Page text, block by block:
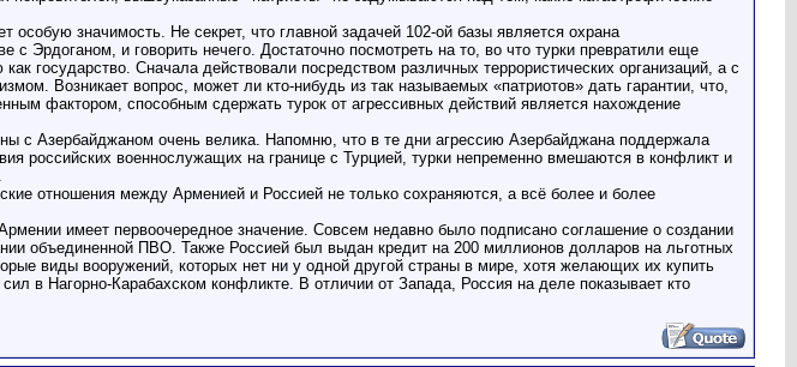
значимость. Не секрет, что главной задачей 102-ой базы является охрана
Эрдоганом, и говорить нечего. Достаточно посмотреть на то, во что турки превратили еще
государство. Сначала действовали посредством различных террористических организаций, а с
Возникает вопрос, может ли кто-нибудь из так называемых «патриотов» дать гарантии, что,
фактором, способным сдержать турок от агрессивных действий является нахождение
с Азербайджаном очень велика. Напомню, что в те дни агрессию Азербайджана поддержала
российских военнослужащих на границе с Турцией, турки непременно вмешаются в конфликт и
отношения между Арменией и Россией не только сохраняются, а всё более и более
имеет первоочередное значение. Совсем недавно было подписано соглашение о создании
объединенной ПВО. Также Россией был выдан кредит на 200 миллионов долларов на льготных
виды вооружений, которых нет ни у одной другой страны в мире, хотя желающих их купить
в Нагорно-Карабахском конфликте. В отличии от Запада, Россия на деле показывает кто